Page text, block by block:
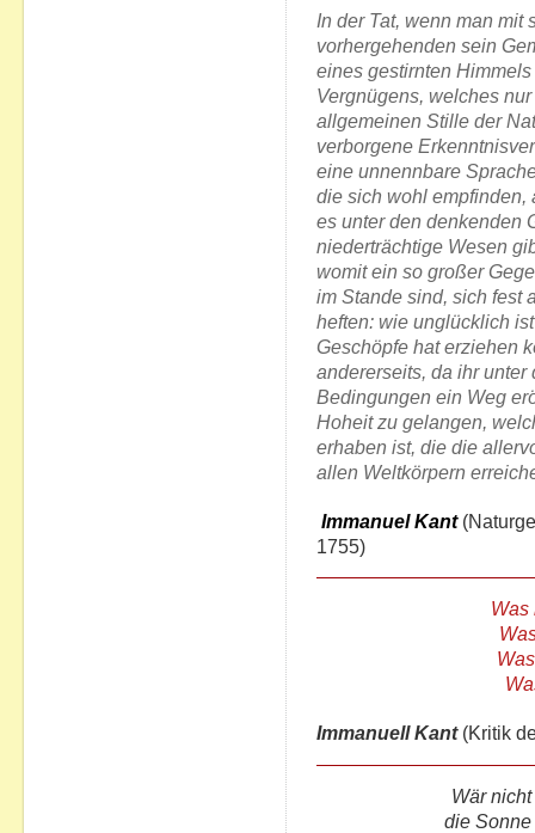
In der Tat, wenn man mit
vorhergehenden sein
eines gestirnten
Vergnügens, welches
allgemeinen Stille der
verborgene
eine unnennbare
die sich wohl empfinden,
es unter den denkenden
niederträchtige Wesen
womit ein so großer
im Stande sind, sich fest
heften: wie unglücklich
Geschöpfe hat erziehen
andererseits, da ihr unter
Bedingungen ein Weg
Hoheit zu gelangen,
erhaben ist, die die
allen Weltkörpern
Immanuel Kant
1755)
Was
Immanuell Kant(Kritik
Wär
die